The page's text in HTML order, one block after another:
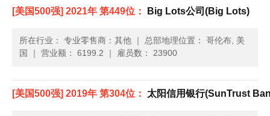
[美国500强] 2021年 第449位： Big Lots公司(Big Lots)
所在行业： 专业零售商：其他 ｜ 总部地理位置： 哥伦布, 美
国
｜ 营业额： 6199.2 ｜ 雇员数： 23900
[美国500强] 2019年 第304位： 太阳信用银行(SunTrust